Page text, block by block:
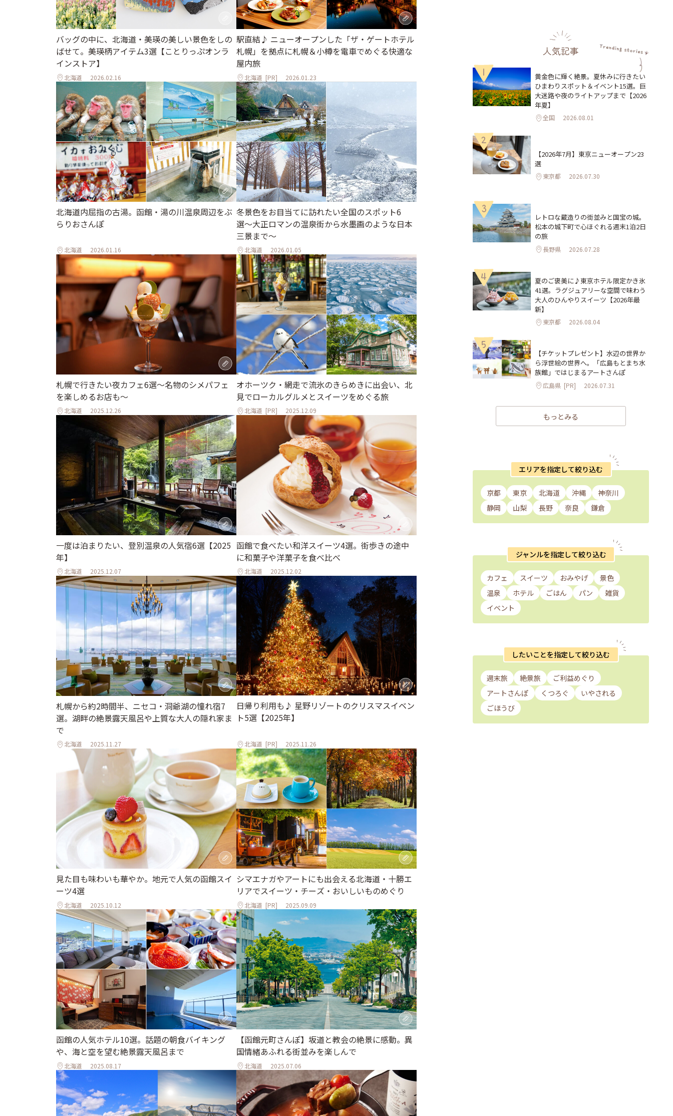
バッグの中に、北海道・美瑛の美しい景色をしの
ばせて。美瑛柄アイテム3選【ことりっぷオンラ
インストア】
北海道 2026.02.16
駅直結♪ ニューオープンした「ザ・ゲートホテル
札幌」を拠点に札幌＆小樽を電車でめぐる快適な
屋内旅
北海道 [PR] 2026.01.23
北海道内屈指の古湯。函館・湯の川温泉周辺をぶ
らりおさんぽ
北海道 2026.01.16
冬景色をお目当てに訪れたい全国のスポット6
選〜大正ロマンの温泉街から水墨画のような日本
三景まで〜
北海道 2026.01.05
札幌で行きたい夜カフェ6選～名物のシメパフェ
を楽しめるお店も～
北海道 2025.12.26
オホーツク・網走で流氷のきらめきに出会い、北
見でローカルグルメとスイーツをめぐる旅
北海道 [PR] 2025.12.09
一度は泊まりたい、登別温泉の人気宿6選【2025
年】
北海道 2025.12.07
函館で食べたい和洋スイーツ4選。街歩きの途中
に和菓子や洋菓子を食べ比べ
北海道 2025.12.02
札幌から約2時間半、ニセコ・洞爺湖の憧れ宿7
選。湖畔の絶景露天風呂や上質な大人の隠れ家ま
で
北海道 2025.11.27
日帰り利用も♪ 星野リゾートのクリスマスイベン
ト5選【2025年】
北海道 [PR] 2025.11.26
見た目も味わいも華やか。地元で人気の函館スイ
ーツ4選
北海道 2025.10.12
シマエナガやアートにも出会える北海道・十勝エ
リアでスイーツ・チーズ・おいしいものめぐり
北海道 [PR] 2025.09.09
函館の人気ホテル10選。話題の朝食バイキング
や、海と空を望む絶景露天風呂まで
北海道 2025.08.17
【函館元町さんぽ】坂道と教会の絶景に感動。異
国情緒あふれる街並みを楽しんで
北海道 2025.07.06
人気記事
1
黄金色に輝く絶景。夏休みに行きたい
ひまわりスポット＆イベント15選。巨
大迷路や夜のライトアップまで【2026
年夏】
全国 2026.08.01
2
【2026年7月】東京ニューオープン23
選
東京都 2026.07.30
3
レトロな蔵造りの街並みと国宝の城。
松本の城下町で心ほぐれる週末1泊2日
の旅
長野県 2026.07.28
4
夏のご褒美に♪東京ホテル限定かき氷
41選。ラグジュアリーな空間で味わう
大人のひんやりスイーツ【2026年最
新】
東京都 2026.08.04
5
【チケットプレゼント】水辺の世界か
ら浮世絵の世界へ。「広島もとまち水
族館」ではじまるアートさんぽ
広島県 [PR] 2026.07.31
もっとみる
エリアを指定して絞り込む
京都 東京 北海道 沖縄
神奈川
静岡
山梨 長野 奈良 鎌倉
ジャンルを指定して絞り込む
カフェ スイーツ おみやげ
景色
温泉
ホテル ごはん パン
雑貨
イベント
したいことを指定して絞り込む
週末旅 絶景旅
ご利益めぐり
アートさんぽ
くつろぐ
いやされる
ごほうび